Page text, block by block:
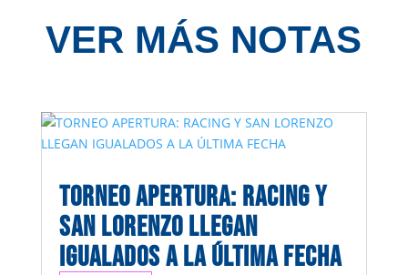
VER MÁS NOTAS
TORNEO APERTURA: RACING Y
SAN LORENZO LLEGAN
IGUALADOS A LA ÚLTIMA FECHA